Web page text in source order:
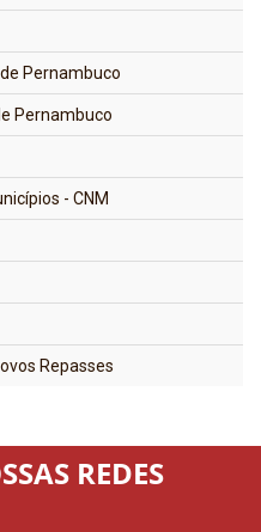
Pernambuco
Pernambuco
- CNM
Repasses
REDES